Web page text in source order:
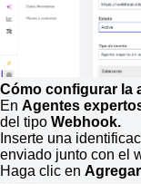
Cómo configurar la
En Agentes
del tipo Webhook.
Inserte una
enviado junto con el
Haga clic en